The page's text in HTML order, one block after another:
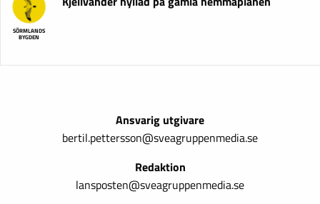
SÖRMLANDS
BYGDEN
Ansvarig utgivare
bertil.pettersson@sveagruppenmedia.se
Redaktion
lansposten@sveagruppenmedia.se